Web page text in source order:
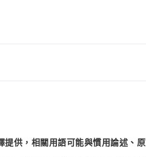
提供，相關用語可能與慣用論述、